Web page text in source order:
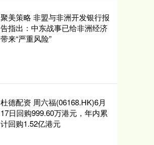
聚美策略 非盟与非洲开发银行报
告指出：中东战事已给非洲经济
带来“严重风险”
杜德配资 周六福(06168.HK)6月
17日回购999.60万港元，年内累
计回购1.52亿港元